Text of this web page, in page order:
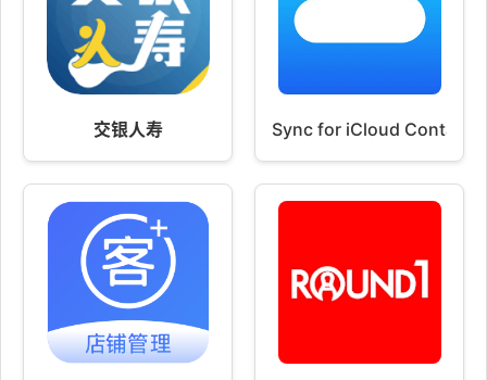
交银人寿 Sync for iCloud Contacts